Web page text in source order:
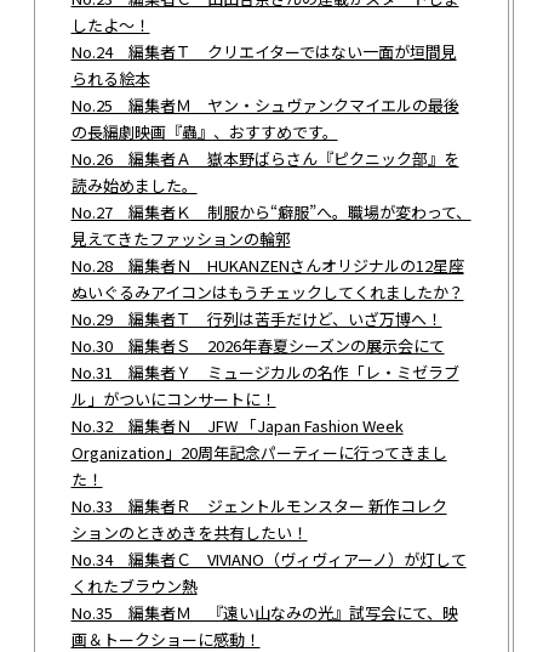
したよ～！
No.24 編集者Ｔ クリエイターではない一面が垣間見
られる絵本
No.25 編集者Ｍ ヤン・シュヴァンクマイエルの最後
の長編劇映画『蟲』、おすすめです。
No.26 編集者Ａ 嶽本野ばらさん『ピクニック部』を
読み始めました。
No.27 編集者Ｋ 制服から“癖服”へ。職場が変わって、
見えてきたファッションの輪郭
No.28 編集者Ｎ HUKANZENさんオリジナルの12星座
ぬいぐるみアイコンはもうチェックしてくれましたか？
No.29 編集者Ｔ 行列は苦手だけど、いざ万博へ！
No.30 編集者Ｓ 2026年春夏シーズンの展示会にて
No.31 編集者Ｙ ミュージカルの名作「レ・ミゼラブ
ル」がついにコンサートに！
No.32 編集者Ｎ JFW 「Japan Fashion Week
Organization」20周年記念パーティーに行ってきまし
た！
No.33 編集者Ｒ ジェントルモンスター 新作コレク
ションのときめきを共有したい！
No.34 編集者Ｃ VIVIANO（ヴィヴィアーノ）が灯して
くれたブラウン熱
No.35 編集者Ｍ 『遠い山なみの光』試写会にて、映
画＆トークショーに感動！